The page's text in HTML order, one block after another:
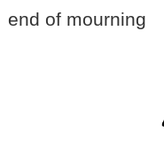
end of mourning